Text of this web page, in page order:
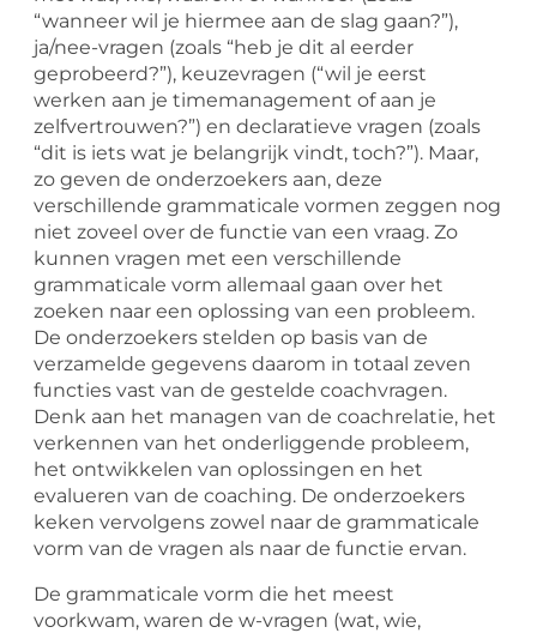
“wanneer wil je hiermee aan de slag gaan?”),
ja/nee-vragen (zoals “heb je dit al eerder
geprobeerd?”), keuzevragen (“wil je eerst
werken aan je timemanagement of aan je
zelfvertrouwen?”) en declaratieve vragen (zoals
“dit is iets wat je belangrijk vindt, toch?”). Maar,
zo geven de onderzoekers aan, deze
verschillende grammaticale vormen zeggen nog
niet zoveel over de functie van een vraag. Zo
kunnen vragen met een verschillende
grammaticale vorm allemaal gaan over het
zoeken naar een oplossing van een probleem.
De onderzoekers stelden op basis van de
verzamelde gegevens daarom in totaal zeven
functies vast van de gestelde coachvragen.
Denk aan het managen van de coachrelatie, het
verkennen van het onderliggende probleem,
het ontwikkelen van oplossingen en het
evalueren van de coaching. De onderzoekers
keken vervolgens zowel naar de grammaticale
vorm van de vragen als naar de functie ervan.
De grammaticale vorm die het meest
voorkwam, waren de w-vragen (wat, wie,